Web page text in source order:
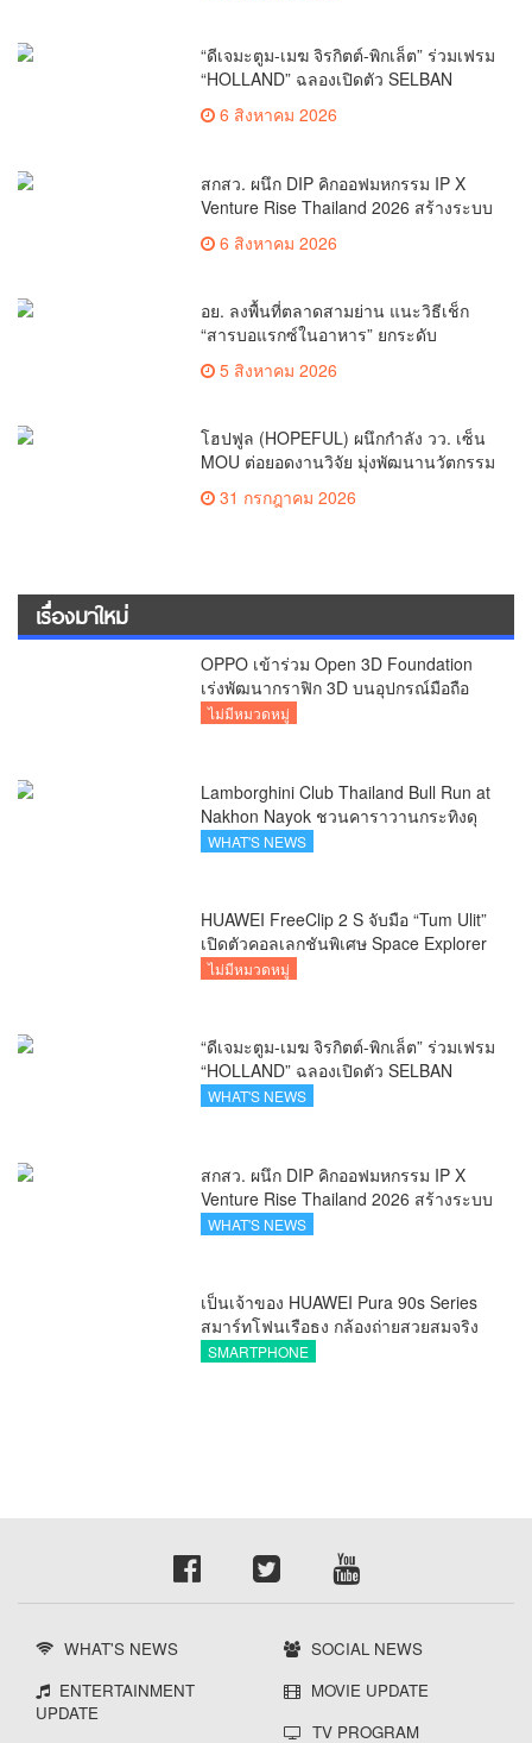
“ดีเจมะตูม-เมฆ จิรกิตต์-พิกเล็ต” ร่วมเฟรม
“HOLLAND” ฉลองเปิดตัว SELBAN
แบรนด์แฟชั่นครีเอทีฟ เชื่อมคัลเจอร์ไทย-
เกาหลี
6 สิงหาคม 2026
สกสว. ผนึก DIP คิกออฟมหกรรม IP X
Venture Rise Thailand 2026 สร้างระบบ
กองทุน ววน. เพิ่มคุณค่างานวิจัยไทย
6 สิงหาคม 2026
อย. ลงพื้นที่ตลาดสามย่าน แนะวิธีเช็ก
“สารบอแรกซ์ในอาหาร” ยกระดับ
5 สิงหาคม 2026
โฮปฟูล (HOPEFUL) ผนึกกำลัง วว. เซ็น
MOU ต่อยอดงานวิจัย มุ่งพัฒนานวัตกรรม
โภชนาการ 4 กลุ่มโรคเรื้อรัง หนุน
สมุนไพรไทยสร้างความมั่นคงด้าน
31 กรกฎาคม 2026
เรื่องมาใหม่
OPPO เข้าร่วม Open 3D Foundation
เร่งพัฒนากราฟิก 3D บนอุปกรณ์มือถือ
ไม่มีหมวดหมู่
Lamborghini Club Thailand Bull Run at
Nakhon Nayok ชวนคาราวานกระทิงดุ
สัมผัสธรรมชาติเมืองรอง ณ นครนายก
WHAT'S NEWS
HUAWEI FreeClip 2 S จับมือ “Tum Ulit”
เปิดตัวคอลเลกชันพิเศษ Space Explorer
ถ่ายทอดศิลปะบนเคสหูฟัง
ไม่มีหมวดหมู่
“ดีเจมะตูม-เมฆ จิรกิตต์-พิกเล็ต” ร่วมเฟรม
“HOLLAND” ฉลองเปิดตัว SELBAN
แบรนด์แฟชั่นครีเอทีฟ เชื่อมคัลเจอร์ไทย-
WHAT'S NEWS
สกสว. ผนึก DIP คิกออฟมหกรรม IP X
Venture Rise Thailand 2026 สร้างระบบ
นิเวศเชื่อมทรัพย์สินทางปัญญาผ่าน
WHAT'S NEWS
เป็นเจ้าของ HUAWEI Pura 90s Series
สมาร์ทโฟนเรือธง กล้องถ่ายสวยสมจริง
ทุกระยะ พร้อมของสมนาคุณและสิทธิ
SMARTPHONE
WHAT'S NEWS
SOCIAL NEWS
ENTERTAINMENT
UPDATE
MOVIE UPDATE
TV PROGRAM